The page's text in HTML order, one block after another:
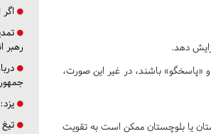
دهد.
«پاسخگو» باشند، در غیر این صورت،
یا بلوچستان ممکن است به تقویت
رهبر
یزد:
تیغ